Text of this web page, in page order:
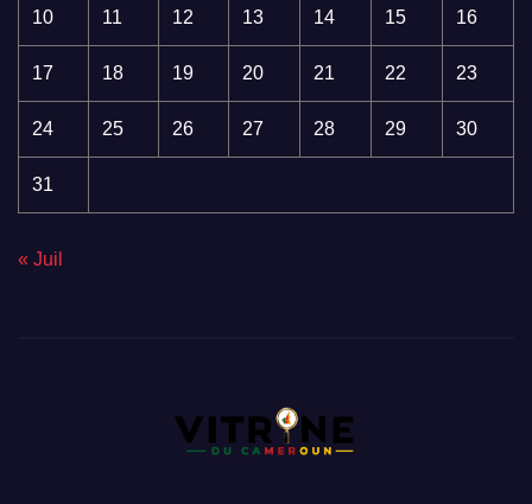
10 11 12 13 14 15 16
17 18 19 20 21 22 23
24 25 26 27 28 29 30
31
« Juil